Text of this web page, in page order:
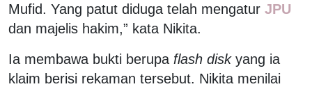
Mufid. Yang patut diduga telah mengatur JPU
dan majelis hakim,” kata Nikita.
Ia membawa bukti berupa flash diskyang ia
klaim berisi rekaman tersebut. Nikita menilai